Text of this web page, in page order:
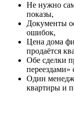
Не нужно
показы,
Документы
ошибок,
Цена дома
продаётся
Обе сделки
переездами»
Один
квартиры и